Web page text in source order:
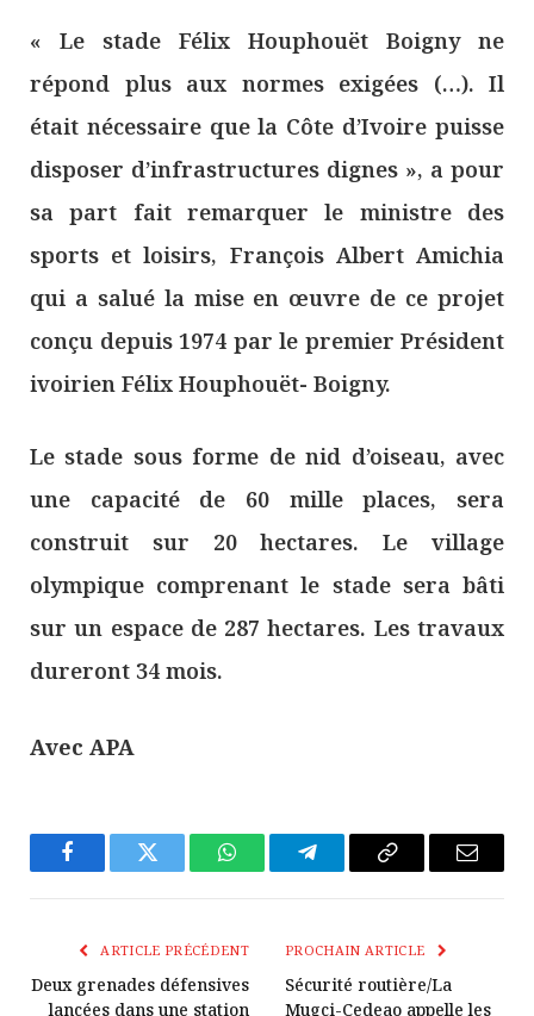
« Le stade Félix Houphouët Boigny ne
répond plus aux normes exigées (…). Il
était nécessaire que la Côte d’Ivoire puisse
disposer d’infrastructures dignes », a pour
sa part fait remarquer le ministre des
sports et loisirs, François Albert Amichia
qui a salué la mise en œuvre de ce projet
conçu depuis 1974 par le premier Président
ivoirien Félix Houphouët- Boigny.
Le stade sous forme de nid d’oiseau, avec
une capacité de 60 mille places, sera
construit sur 20 hectares. Le village
olympique comprenant le stade sera bâti
sur un espace de 287 hectares. Les travaux
dureront 34 mois.
Avec APA
FacebookTwitter WhatsAppTélégrammeCopier
Lien
E-
ARTICLE PRÉCÉDENT
Deux grenades défensives
lancées dans une station
PROCHAIN ARTICLE
Sécurité routière/La
Mugci-Cedeao appelle les